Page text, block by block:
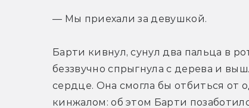
— Мы приехали за девушкой.
Барти кивнул, сунул два пальца в
беззвучно спрыгнула с дерева и
сердце. Она смогла бы отбиться от
кинжалом: об этом Барти